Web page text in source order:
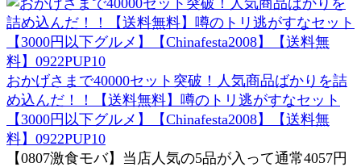
おかげさまで40000セット突破！人気商品ばかりを詰
め込んだ！！【送料無料】噂のトリ逃がすなセット
【3000円以下グルメ】【Chinafesta2008】【送料無
料】0922PUP10
【0807激食モバ】当店人気の5品が入って通常4057円